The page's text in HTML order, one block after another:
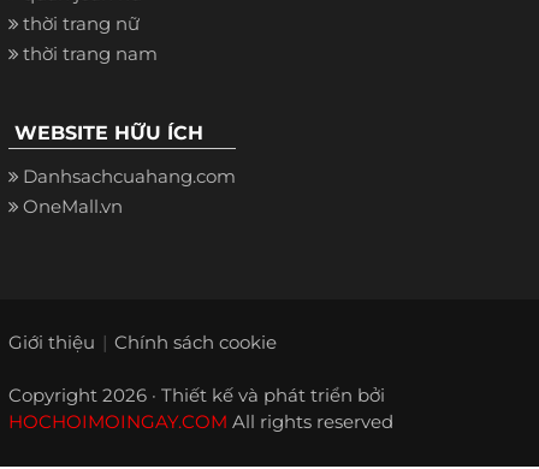
thời trang nữ
thời trang nam
WEBSITE HỮU ÍCH
Danhsachcuahang.com
OneMall.vn
Giới thiệu Chính sách cookie
Copyright 2026 · Thiết kế và phát triển bởi
HOCHOIMOINGAY.COM All rights reserved